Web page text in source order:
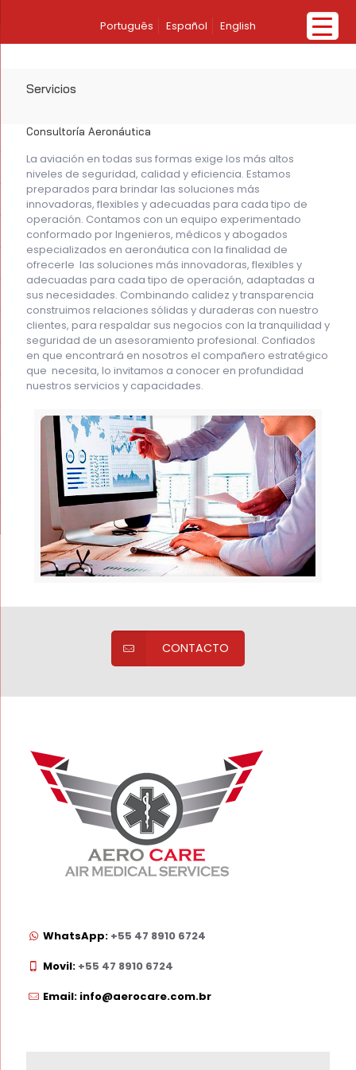
Português Español English
Servicios
Consultoría Aeronáutica
La aviación en todas sus formas exige los más altos
niveles de seguridad, calidad y eficiencia. Estamos
preparados para brindar las soluciones más
innovadoras, flexibles y adecuadas para cada tipo de
operación. Contamos con un equipo experimentado
conformado por Ingenieros, médicos y abogados
especializados en aeronáutica con la finalidad de
ofrecerle las soluciones más innovadoras, flexibles y
adecuadas para cada tipo de operación, adaptadas a
sus necesidades. Combinando calidez y transparencia
construimos relaciones sólidas y duraderas con nuestro
clientes, para respaldar sus negocios con la tranquilidad y
seguridad de un asesoramiento profesional. Confiados
en que encontrará en nosotros el compañero estratégico
que necesita, lo invitamos a conocer en profundidad
nuestros servicios y capacidades.
CONTACTO
WhatsApp: +55 47 8910 6724
Movil: +55 47 8910 6724
Email: info@aerocare.com.br